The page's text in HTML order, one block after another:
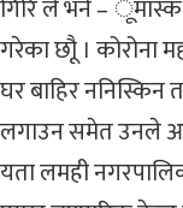
गिरि ले भने –
गरेका छौू । कोरोना
घर बाहिर ननिस्किन
लगाउन समेत उनले
यता लमही